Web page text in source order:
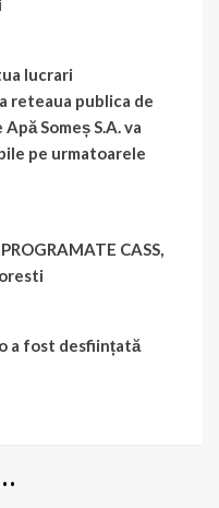
lucrari
reteaua publica de
Someș S.A. va
pe urmatoarele
CASS,
a fost desființată